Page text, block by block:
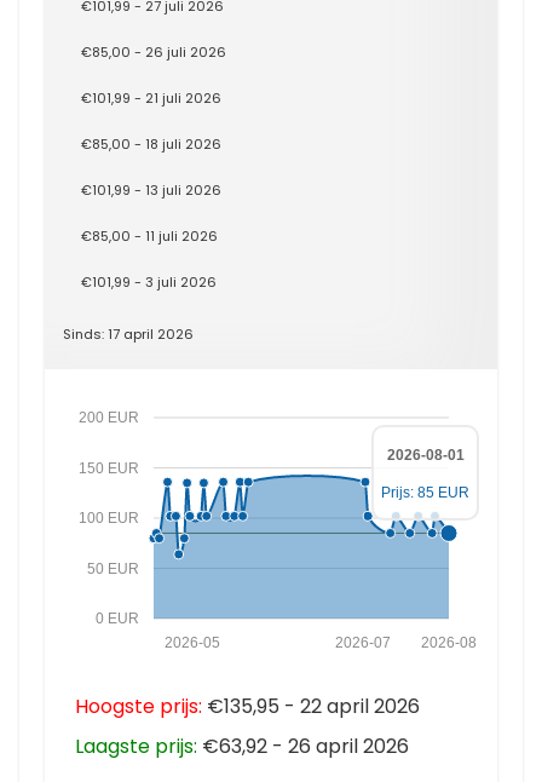
€101,99 - 27 juli 2026
€85,00 - 26 juli 2026
€101,99 - 21 juli 2026
€85,00 - 18 juli 2026
€101,99 - 13 juli 2026
€85,00 - 11 juli 2026
€101,99 - 3 juli 2026
Sinds: 17 april 2026
0 EUR
50 EUR
100 EUR
150 EUR
200 EUR
2026-08
2026-07
2026-05
2026-08-01
Prijs: 85 EUR
Hoogste prijs: €135,95 - 22 april 2026
Laagste prijs: €63,92 - 26 april 2026